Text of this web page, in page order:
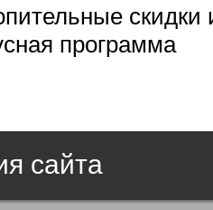
скидки
программа
сайта